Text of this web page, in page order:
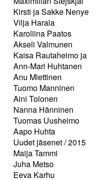
Kirsti ja Sakke Nenye
Vilja Harala
Karoliina Paatos
Akseli Valmunen
Kaisa Rautaheimo ja
Ann-Mari Huhtanen
Anu Miettinen
Tuomo Manninen
Aini Tolonen
Nanna Hänninen
Tuomas Uusheimo
Aapo Huhta
Uudet jäsenet / 2015
Maija Tammi
Juha Metso
Eeva Karhu